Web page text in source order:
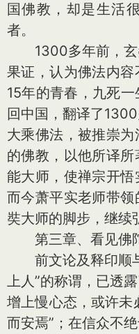
国佛教，却是生活
者。
1300多年前，玄
果证，认为佛法内
15年的青春，九死
回中国，翻译了
大乘佛法，被推崇
的佛教，以他所译
能大师，使禅宗开悟
而今萧平实老师带
奘大师的脚步，继续
第三章、看见佛
前文论及释印顺与
上人”的称谓，已透
增上慢心态，或许未
而安焉”；在信众不